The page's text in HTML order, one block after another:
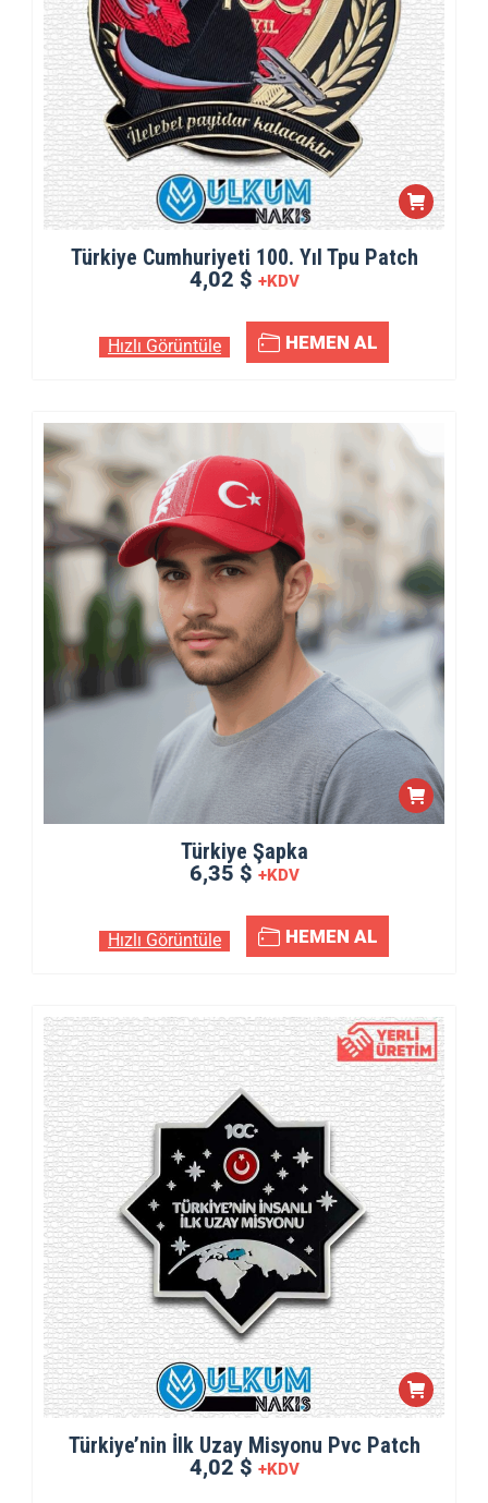
Türkiye Cumhuriyeti 100. Yıl Tpu Patch
4,02 $ +KDV
Hızlı Görüntüle HEMEN AL
Türkiye Şapka
6,35 $+KDV
Hızlı Görüntüle HEMEN AL
Türkiye’nin İlk Uzay Misyonu Pvc Patch
4,02 $ +KDV